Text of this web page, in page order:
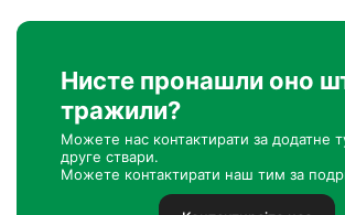
Нисте пронашли оно
тражили?
Можете нас контактирати за додатне
друге ствари.
Можете контактирати наш тим за